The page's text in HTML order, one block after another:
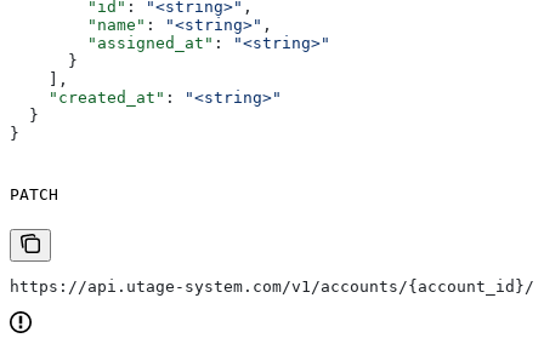
        "id"
: "<string>" ,
        "name"
: "<string>" ,
        "assigned_at"
:
"<string>"
      }
    ],
    "created_at"
:
"<string>"
  }
}
PATCH
https://api.utage-system.com/v1/accounts/{account_id}/